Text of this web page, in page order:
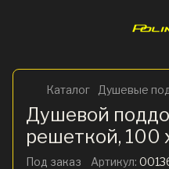
Каталог Душевые
Душевой
решеткой, 100
Под заказ Артикул: